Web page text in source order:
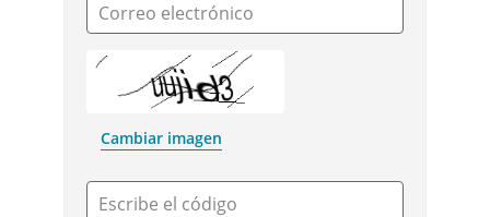
Correo electrónico
Cambiar imagen
Escribe el código